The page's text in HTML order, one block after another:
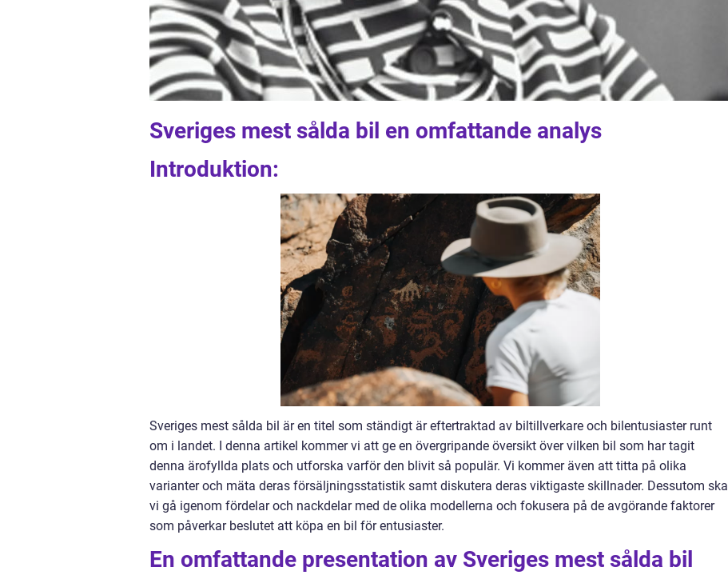
Sveriges mest sålda bil en omfattande analys
Introduktion:
Sveriges mest sålda bil är en titel som ständigt är eftertraktad av biltillverkare och bilentusiaster runt
om i landet. I denna artikel kommer vi att ge en övergripande översikt över vilken bil som har tagit
denna ärofyllda plats och utforska varför den blivit så populär. Vi kommer även att titta på olika
varianter och mäta deras försäljningsstatistik samt diskutera deras viktigaste skillnader. Dessutom ska
vi gå igenom fördelar och nackdelar med de olika modellerna och fokusera på de avgörande faktorer
som påverkar beslutet att köpa en bil för entusiaster.
En omfattande presentation av Sveriges mest sålda bil